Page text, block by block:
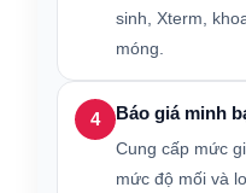
sinh, Xterm,
móng.
4 Báo giá minh
Cung cấp mức
mức độ mối và